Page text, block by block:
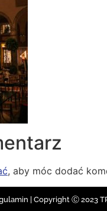
, aby móc dodać
| Copyright Ⓒ 2023